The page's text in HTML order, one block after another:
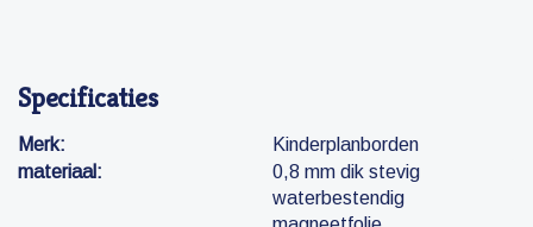
Specificaties
Merk:
Kinderplanborden
materiaal:
0,8 mm dik stevig
waterbestendig